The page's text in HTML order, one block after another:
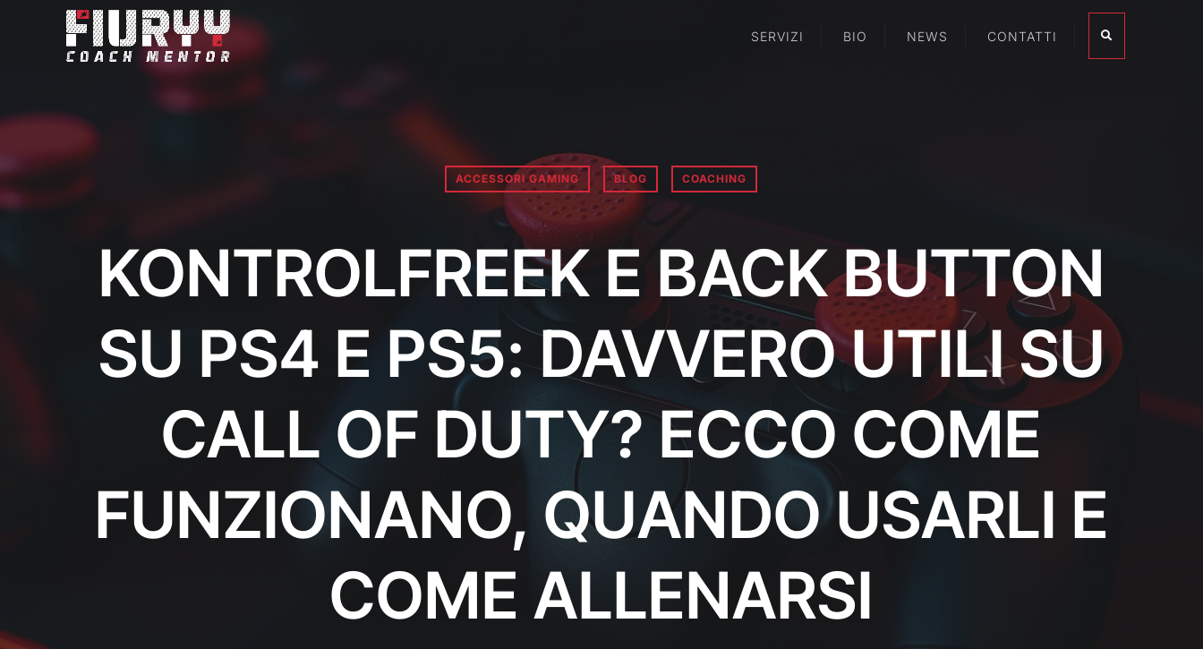
SERVIZI BIO NEWS CONTATTI
ACCESSORI GAMING BLOG COACHING
KONTROLFREEK E BACK BUTTON
SU PS4 E PS5: DAVVERO UTILI SU
CALL OF DUTY? ECCO COME
FUNZIONANO, QUANDO USARLI E
COME ALLENARSI